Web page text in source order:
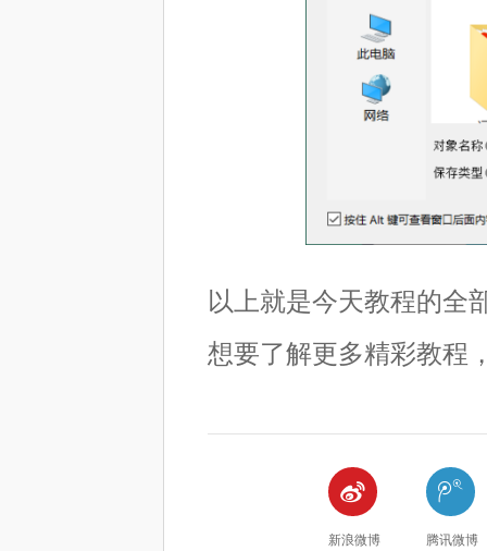
以上就是今天教程的全
想要了解更多精彩教程

新浪微博

腾讯微博